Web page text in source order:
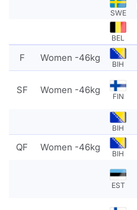
SWE
BEL
F Women -46kg
BIH
SF Women -46kg
FIN
BIH
QF Women -46kg
BIH
EST